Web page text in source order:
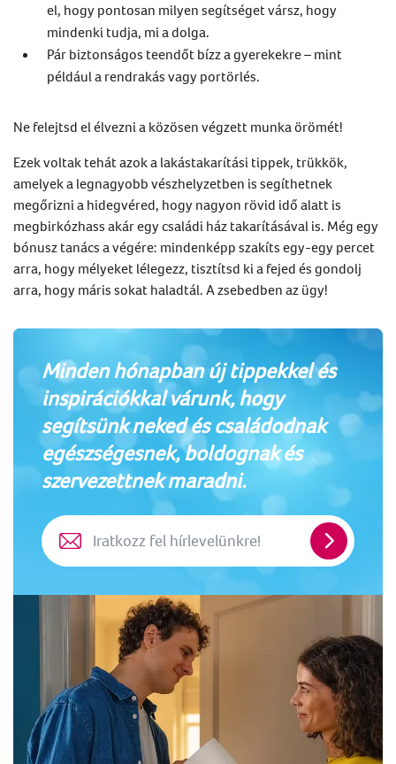
Minden hónapban új tippekkel és
inspirációkkal várunk, hogy
segítsünk neked és családodnak
egészségesnek, boldognak és
szervezettnek maradni.
Iratkozz
fel
el, hogy pontosan milyen segítséget vársz, hogy
mindenki tudja, mi a dolga.
Pár biztonságos teendőt bízz a gyerekekre – mint
például a rendrakás vagy portörlés.
Ne felejtsd el élvezni a közösen végzett munka örömét!
Ezek voltak tehát azok a lakástakarítási tippek, trükkök,
amelyek a legnagyobb vészhelyzetben is segíthetnek
megőrizni a hidegvéred, hogy nagyon rövid idő alatt is
megbirkózhass akár egy családi ház takarításával is. Még egy
bónusz tanács a végére: mindenképp szakíts egy-egy percet
arra, hogy mélyeket lélegezz, tisztítsd ki a fejed és gondolj
arra, hogy máris sokat haladtál. A zsebedben az ügy!